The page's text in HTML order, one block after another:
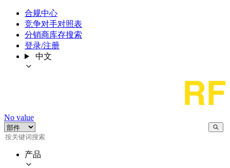
合规中心
竞争对手对照表
分销商库存搜索
登录/注册
中文
No value
产品